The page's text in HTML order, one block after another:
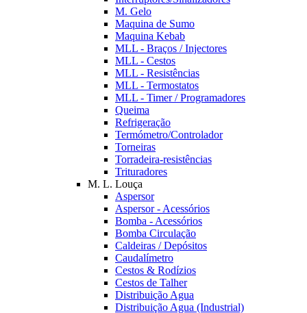
M. Gelo
Maquina de Sumo
Maquina Kebab
MLL - Braços / Injectores
MLL - Cestos
MLL - Resistências
MLL - Termostatos
MLL - Timer / Programadores
Queima
Refrigeração
Termómetro/Controlador
Torneiras
Torradeira-resistências
Trituradores
M. L. Louça
Aspersor
Aspersor - Acessórios
Bomba - Acessórios
Bomba Circulação
Caldeiras / Depósitos
Caudalímetro
Cestos & Rodízios
Cestos de Talher
Distribuição Agua
Distribuição Agua (Industrial)